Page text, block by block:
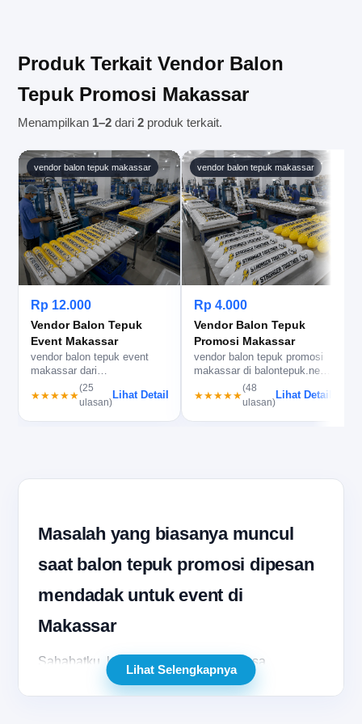
tersedia.
Produk Terkait Vendor Balon
Tepuk Promosi Makassar
Menampilkan 1–2 dari2 produk terkait.
vendor balon tepuk makassar
Rp 12.000
Vendor Balon Tepuk
Event Makassar
vendor balon tepuk event
makassar dari
balontepuk.net, bantu
produksi rapi, sabl…
★★★★★
(25
ulasan)
Lihat Detail
vendor balon tepuk makassar
Rp 4.000
Vendor Balon Tepuk
Promosi Makassar
vendor balon tepuk promosi
makassar di balontepuk.net
untuk produksi rapi, respo…
★★★★★
(48
ulasan)
Lihat Detail
Masalah yang biasanya muncul
saat balon tepuk promosi dipesan
mendadak untuk event di
Makassar
Sahabatku, ketika Anda berada di masa
persiapan promosi yang serba cepat, balon tepuk
Lihat Selengkapnya